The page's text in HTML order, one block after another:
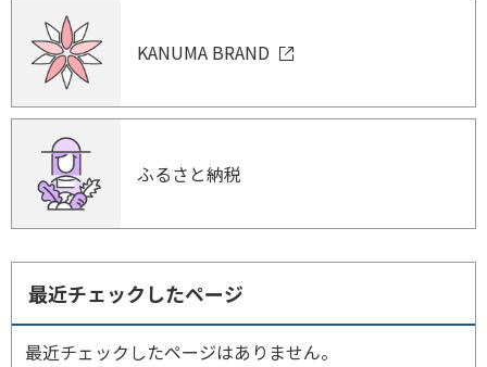
KANUMA BRAND
ふるさと納税
最近チェックしたページ
最近チェックしたページはありません。